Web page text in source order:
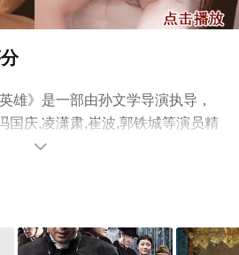
雄》是一部由孙文学导演执导，
国庆,凌潇肃,崔波,郭铁城等演员精
，大结局剧情已揭晓（1-40全
可移步至豆瓣电视剧、电视猫或
